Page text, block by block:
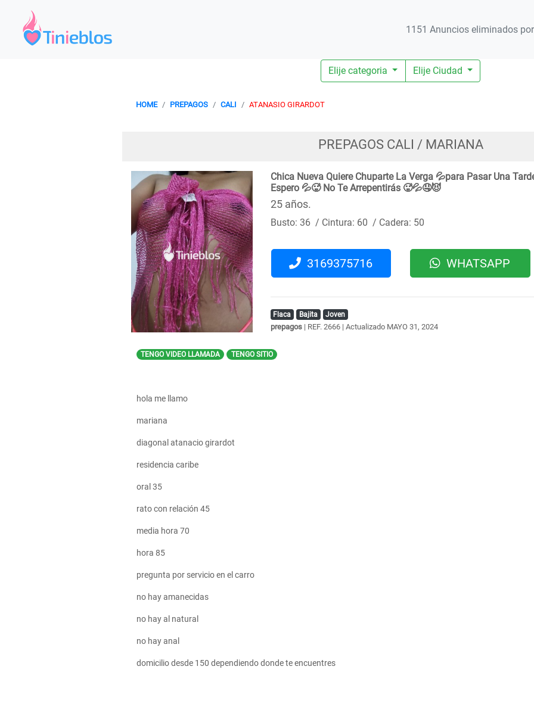
1151 Anuncios eliminados
Elije categoria Elije Ciudad
HOME PREPAGOS CALI ATANASIO GIRARDOT
PREPAGOS CALI / MARIANA
Chica Nueva Quiere Chuparte La Verga 💦para Pasar Una
Espero 💦🥵 No Te Arrepentirás 🥵💦🤤😈
25 años.
Busto: 36 / Cintura: 60 / Cadera: 50
3169375716 WHATSAPP
Flaca Bajita Joven
prepagos| REF. 2666 | Actualizado MAYO 31, 2024
TENGO VIDEO LLAMADA TENGO SITIO
hola me llamo
mariana
diagonal atanacio girardot
residencia caribe
oral 35
rato con relación 45
media hora 70
hora 85
pregunta por servicio en el carro
no hay amanecidas
no hay al natural
no hay anal
domicilio desde 150 dependiendo donde te encuentres